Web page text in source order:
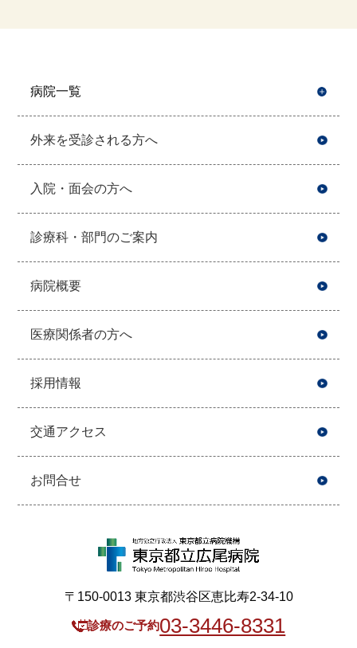
病院一覧
外来を受診される方へ
入院・面会の方へ
診療科・部門のご案内
病院概要
医療関係者の方へ
採用情報
交通アクセス
お問合せ
〒150-0013 東京都渋谷区恵比寿2-34-10
診療のご予約03-3446-8331